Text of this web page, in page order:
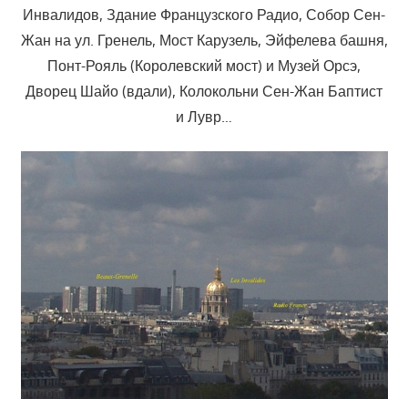
Инвалидов, Здание Французского Радио, Собор Сен-
Жан на ул. Гренель, Мост Карузель, Эйфелева башня,
Понт-Рояль (Королевский мост) и Музей Орсэ,
Дворец Шайо (вдали), Колокольни Сен-Жан Баптист
и Лувр…